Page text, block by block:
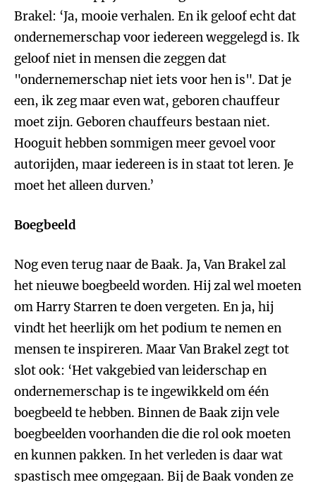
Brakel: ‘Ja, mooie verhalen. En ik geloof echt dat
ondernemerschap voor iedereen weggelegd is. Ik
geloof niet in mensen die zeggen dat
"ondernemerschap niet iets voor hen is". Dat je
een, ik zeg maar even wat, geboren chauffeur
moet zijn. Geboren chauffeurs bestaan niet.
Hooguit hebben sommigen meer gevoel voor
autorijden, maar iedereen is in staat tot leren. Je
moet het alleen durven.’
Boegbeeld
Nog even terug naar de Baak. Ja, Van Brakel zal
het nieuwe boegbeeld worden. Hij zal wel moeten
om Harry Starren te doen vergeten. En ja, hij
vindt het heerlijk om het podium te nemen en
mensen te inspireren. Maar Van Brakel zegt tot
slot ook: ‘Het vakgebied van leiderschap en
ondernemerschap is te ingewikkeld om één
boegbeeld te hebben. Binnen de Baak zijn vele
boegbeelden voorhanden die die rol ook moeten
en kunnen pakken. In het verleden is daar wat
spastisch mee omgegaan. Bij de Baak vonden ze